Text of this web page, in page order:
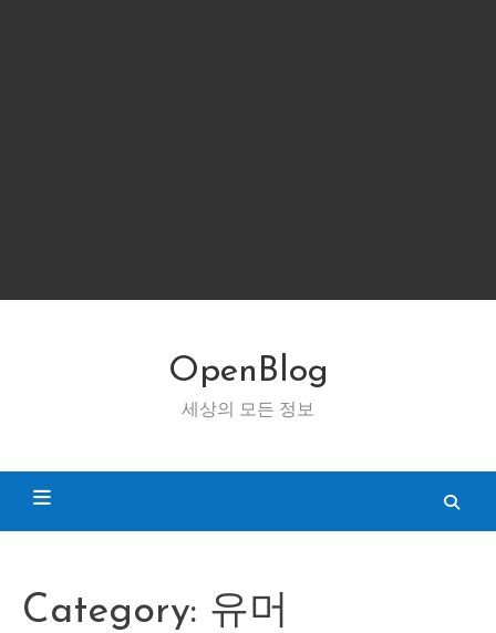
OpenBlog
세상의 모든 정보
Category: 유머